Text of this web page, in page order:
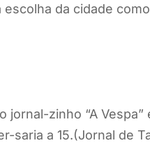
da cidade
zinho “A Vespa”
saria a 15.(Jornal de